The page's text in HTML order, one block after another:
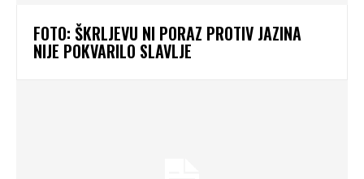
FOTO: ŠKRLJEVU NI PORAZ PROTIV JAZINA
NIJE POKVARILO SLAVLJE